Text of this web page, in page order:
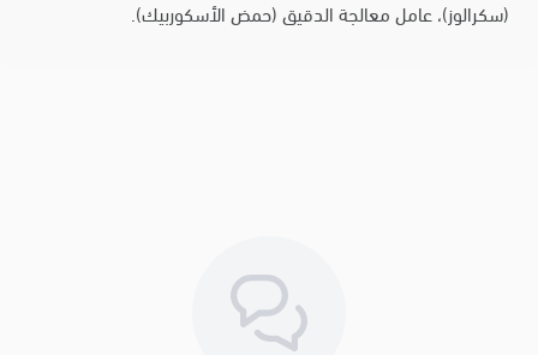
(سكرالوز)، عامل معالجة الدقيق (حمض الأسكوربيك).